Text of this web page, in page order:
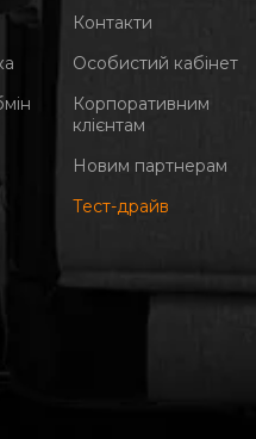
Контакти
Особистий кабінет
Корпоративним
клієнтам
Новим партнерам
Тест-драйв